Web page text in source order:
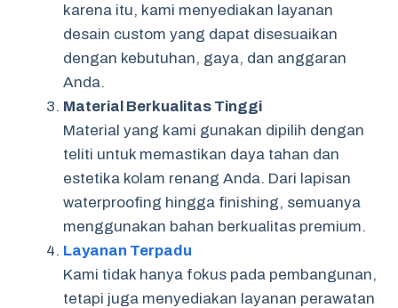
karena itu, kami menyediakan layanan
desain custom yang dapat disesuaikan
dengan kebutuhan, gaya, dan anggaran
Anda.
Material Berkualitas Tinggi
Material yang kami gunakan dipilih dengan
teliti untuk memastikan daya tahan dan
estetika kolam renang Anda. Dari lapisan
waterproofing hingga finishing, semuanya
menggunakan bahan berkualitas premium.
Layanan Terpadu
Kami tidak hanya fokus pada pembangunan,
tetapi juga menyediakan layanan perawatan